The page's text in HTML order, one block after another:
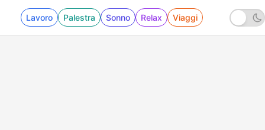
Lavoro Palestra Sonno Relax Viaggi